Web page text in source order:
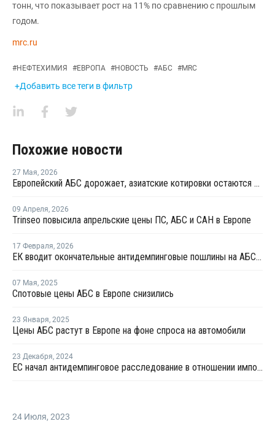
тонн, что показывает рост на 11% по сравнению с прошлым
годом.
mrc.ru
#НЕФТЕХИМИЯ #ЕВРОПА #НОВОСТЬ #АБС #MRC
+Добавить все теги в фильтр
Похожие новости
27 Мая, 2026
Европейский АБС дорожает, азиатские котировки остаются более стабильными
09 Апреля, 2026
Trinseo повысила апрельские цены ПС, АБС и САН в Европе
17 Февраля, 2026
ЕК вводит окончательные антидемпинговые пошлины на АБС-пластик из Южной Кореи и Тайваня
07 Мая, 2025
Спотовые цены АБС в Европе снизились
23 Января, 2025
Цены АБС растут в Европе на фоне спроса на автомобили
23 Декабря, 2024
ЕС начал антидемпинговое расследование в отношении импорта АБС-пластика из Южной Кореи и Тайваня
24 Июля, 2023